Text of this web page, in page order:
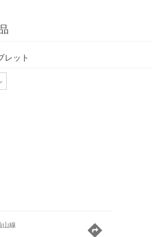
レット
山線